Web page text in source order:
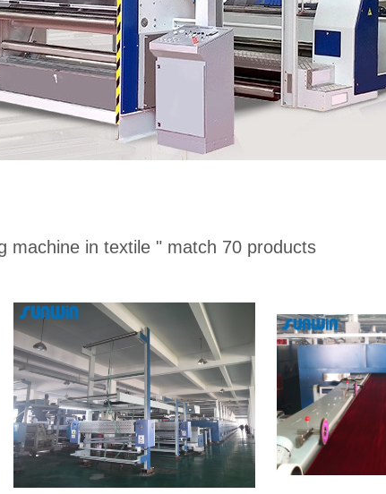
machine in textile " match 70 products